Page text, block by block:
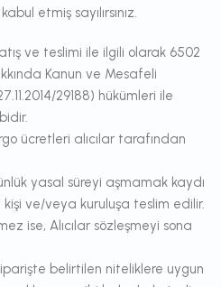
etmiş sayılırsınız.
ve teslimi ile ilgili olarak 6502
Kanun ve Mesafeli
29188) hükümleri ile
ücretleri alıcılar tarafından
yasal süreyi aşmamak kaydı
kişi ve/veya kuruluşa teslim edilir.
ise, Alıcılar sözleşmeyi sona
belirtilen niteliklere uygun